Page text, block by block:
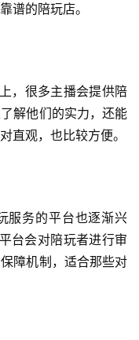
谱的陪玩店。
，很多主播会提供陪
解他们的实力，还能
直观，也比较方便。
服务的平台也逐渐兴
台会对陪玩者进行审
障机制，适合那些对